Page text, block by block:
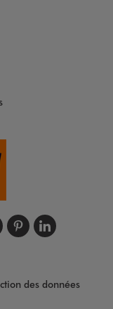
sursur
nous sur
nous
Suivez-
des données